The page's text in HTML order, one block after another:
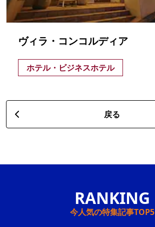
ヴィラ・コンコルディア
ホテル・ビジネスホテル
戻る
今人気の特集記事TOP5